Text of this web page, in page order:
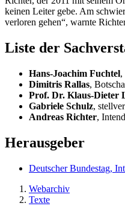
keinen Leiter gebe. Am
verloren gehen“, warnte
Liste der
Hans-Joachim Fuchtel,
Dimitris Rallas,
Prof. Dr. Klaus-Dieter
Gabriele Schulz,
Andreas Richter,
Herausgeber
Deutscher Bundestag,
Webarchiv
Texte